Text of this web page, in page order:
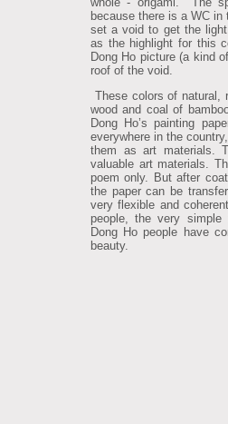
because there is a WC
set a void to get the
as the highlight for this
Dong Ho picture (a kind
roof of the void.
These colors of natural,
wood and coal of
Dong Ho’s painting
everywhere in the
them as art materials.
valuable art materials.
poem only. But after
the paper can be
very flexible and
people, the very simple
Dong Ho people have
beauty.